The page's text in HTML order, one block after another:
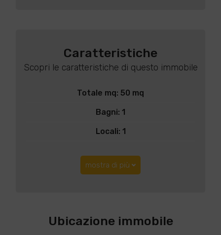
Caratteristiche
Scopri le caratteristiche di questo immobile
Totale mq: 50 mq
Bagni: 1
Locali: 1
mostra di più
Ubicazione immobile